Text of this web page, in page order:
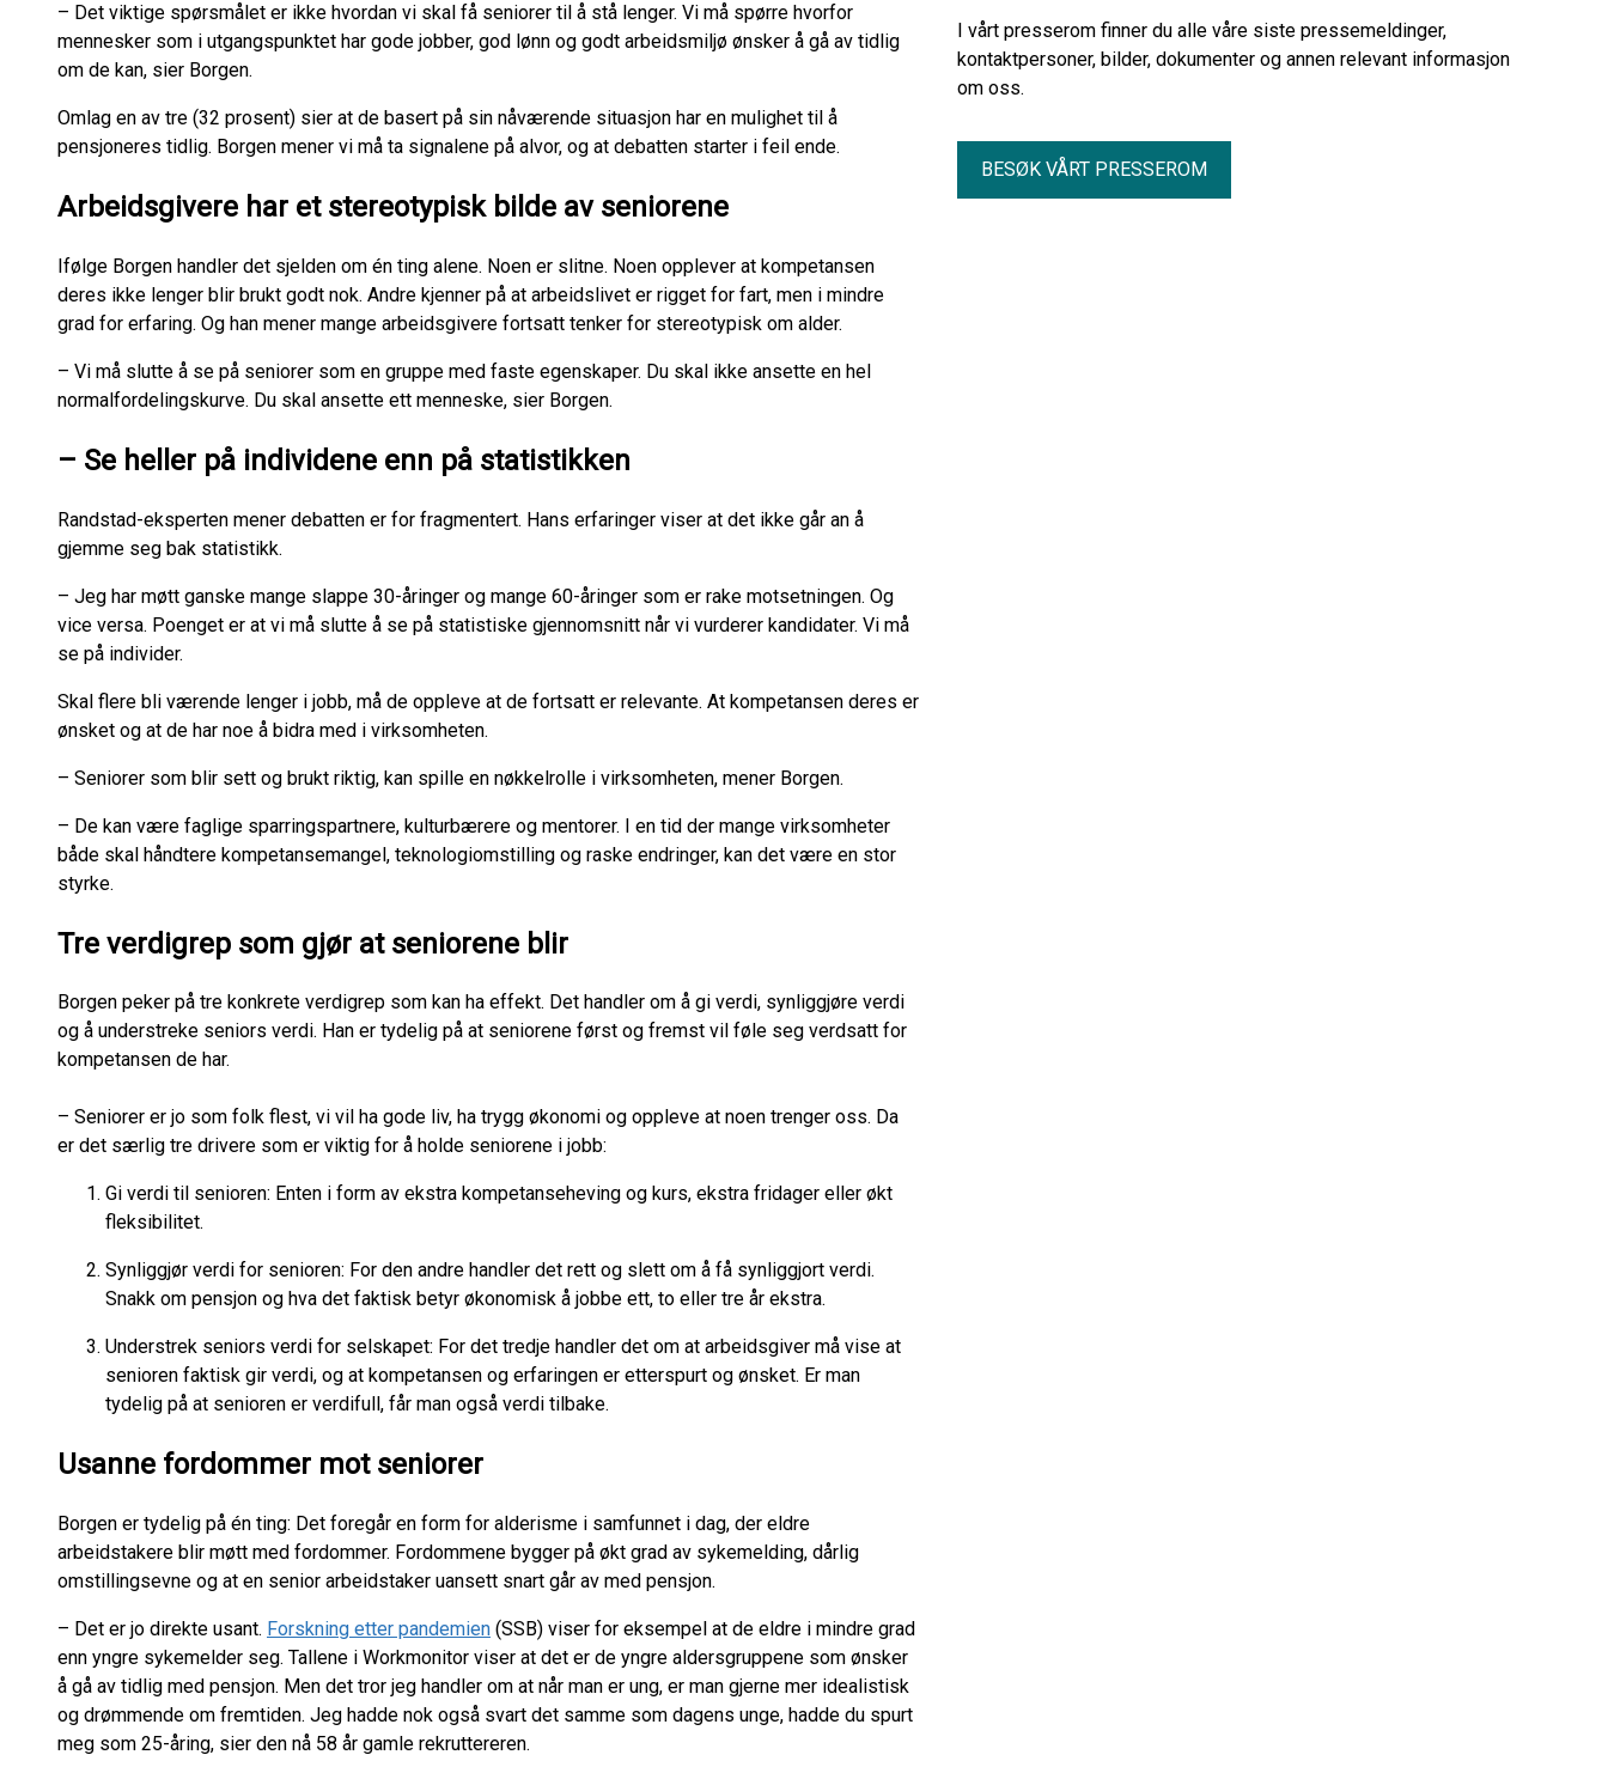
– Det viktige spørsmålet er ikke hvordan vi skal få seniorer til å stå lenger. Vi må spørre hvorfor
mennesker som i utgangspunktet har gode jobber, god lønn og godt arbeidsmiljø ønsker å gå av tidlig
om de kan, sier Borgen.
Omlag en av tre (32 prosent) sier at de basert på sin nåværende situasjon har en mulighet til å
pensjoneres tidlig. Borgen mener vi må ta signalene på alvor, og at debatten starter i feil ende.
Arbeidsgivere har et stereotypisk bilde av seniorene
Ifølge Borgen handler det sjelden om én ting alene. Noen er slitne. Noen opplever at kompetansen
deres ikke lenger blir brukt godt nok. Andre kjenner på at arbeidslivet er rigget for fart, men i mindre
grad for erfaring. Og han mener mange arbeidsgivere fortsatt tenker for stereotypisk om alder.
– Vi må slutte å se på seniorer som en gruppe med faste egenskaper. Du skal ikke ansette en hel
normalfordelingskurve. Du skal ansette ett menneske, sier Borgen.
– Se heller på individene enn på statistikken
Randstad-eksperten mener debatten er for fragmentert. Hans erfaringer viser at det ikke går an å
gjemme seg bak statistikk.
– Jeg har møtt ganske mange slappe 30-åringer og mange 60-åringer som er rake motsetningen. Og
vice versa. Poenget er at vi må slutte å se på statistiske gjennomsnitt når vi vurderer kandidater. Vi må
se på individer.
Skal flere bli værende lenger i jobb, må de oppleve at de fortsatt er relevante. At kompetansen deres er
ønsket og at de har noe å bidra med i virksomheten.
– Seniorer som blir sett og brukt riktig, kan spille en nøkkelrolle i virksomheten, mener Borgen.
– De kan være faglige sparringspartnere, kulturbærere og mentorer. I en tid der mange virksomheter
både skal håndtere kompetansemangel, teknologiomstilling og raske endringer, kan det være en stor
styrke.
Tre verdigrep som gjør at seniorene blir
Borgen peker på tre konkrete verdigrep som kan ha effekt. Det handler om å gi verdi, synliggjøre verdi
og å understreke seniors verdi. Han er tydelig på at seniorene først og fremst vil føle seg verdsatt for
kompetansen de har.
– Seniorer er jo som folk flest, vi vil ha gode liv, ha trygg økonomi og oppleve at noen trenger oss. Da
er det særlig tre drivere som er viktig for å holde seniorene i jobb:
Gi verdi til senioren: Enten i form av ekstra kompetanseheving og kurs, ekstra fridager eller økt
fleksibilitet.
Synliggjør verdi for senioren: For den andre handler det rett og slett om å få synliggjort verdi.
Snakk om pensjon og hva det faktisk betyr økonomisk å jobbe ett, to eller tre år ekstra.
Understrek seniors verdi for selskapet: For det tredje handler det om at arbeidsgiver må vise at
senioren faktisk gir verdi, og at kompetansen og erfaringen er etterspurt og ønsket. Er man
tydelig på at senioren er verdifull, får man også verdi tilbake.
Usanne fordommer mot seniorer
Borgen er tydelig på én ting: Det foregår en form for alderisme i samfunnet i dag, der eldre
arbeidstakere blir møtt med fordommer. Fordommene bygger på økt grad av sykemelding, dårlig
omstillingsevne og at en senior arbeidstaker uansett snart går av med pensjon.
– Det er jo direkte usant. Forskning etter pandemien (SSB) viser for eksempel at de eldre i mindre grad
enn yngre sykemelder seg. Tallene i Workmonitor viser at det er de yngre aldersgruppene som ønsker
å gå av tidlig med pensjon. Men det tror jeg handler om at når man er ung, er man gjerne mer idealistisk
og drømmende om fremtiden. Jeg hadde nok også svart det samme som dagens unge, hadde du spurt
meg som 25-åring, sier den nå 58 år gamle rekruttereren.
I vårt presserom finner du alle våre siste pressemeldinger,
kontaktpersoner, bilder, dokumenter og annen relevant informasjon
om oss.
BESØK VÅRT PRESSEROM